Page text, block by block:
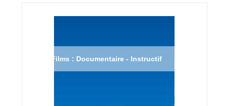
Films : Documentaire - Instructif